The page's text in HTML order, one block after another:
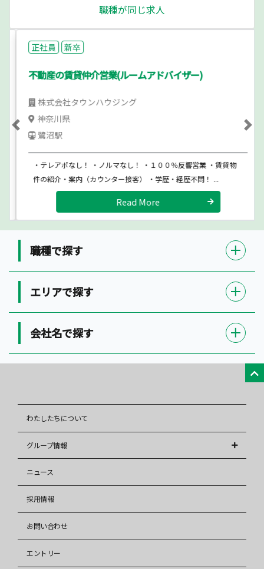
職種が同じ求人
正社員 新卒
不動産の賃貸仲介営業(ルームアドバイザー)
株式会社タウンハウジング
神奈川県
鷺沼駅
・テレアポなし！ ・ノルマなし！ ・１００％反響営業 ・賃貸物
件の紹介・案内（カウンター接客） ・学歴・経歴不問！ ...
Read More
Previous
職種で探す
エリアで探す
会社名で探す
わたしたちについて
グループ情報
株式会社イズミ
株式会社イズミリフォーム
株式会社タウンハウジング
ニュース
採用情報
お問い合わせ
エントリー